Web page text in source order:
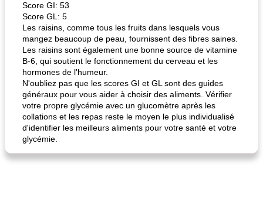
Score GI: 53
Score GL: 5
Les raisins, comme tous les fruits dans lesquels vous
mangez beaucoup de peau, fournissent des fibres saines.
Les raisins sont également une bonne source de vitamine
B-6, qui soutient le fonctionnement du cerveau et les
hormones de l'humeur.
N'oubliez pas que les scores GI et GL sont des guides
généraux pour vous aider à choisir des aliments. Vérifier
votre propre glycémie avec un glucomètre après les
collations et les repas reste le moyen le plus individualisé
d'identifier les meilleurs aliments pour votre santé et votre
glycémie.